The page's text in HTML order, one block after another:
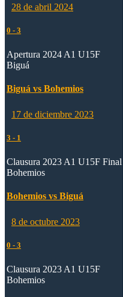
28 de abril 2024
0 - 3
Apertura 2024 A1 U15F
Biguá
Biguá vs Bohemios
17 de diciembre 2023
3 - 1
Clausura 2023 A1 U15F Final
Bohemios
Bohemios vs Biguá
8 de octubre 2023
0 - 3
Clausura 2023 A1 U15F
Bohemios